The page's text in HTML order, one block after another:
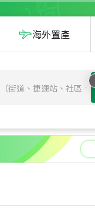
海外置產